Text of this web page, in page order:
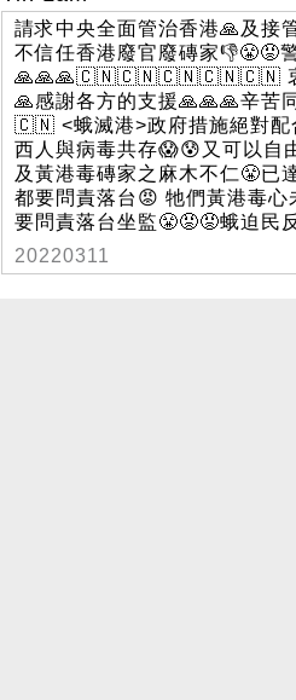
請求中央全面管治香港🙏及接
不信任香港廢官廢磚家👎😤😡‎
🙏🙏🙏‎🇨🇳🇨🇳🇨🇳🇨🇳🇨🇳 衷心
🙏‎感謝各方的支援‎🙏🙏🙏‎
🇨🇳 <蛾滅港>政府措施絕對配
西人與病毒共存‎😱😰‎又可以自
及黃港毒磚家之麻木不仁‎‎‎😤‎‎‎已
都要問責落台‎‎‎😡‎‎‎ 牠們黃港毒
要問責落台坐監‎😤😡😡‎蛾迫民
20220311